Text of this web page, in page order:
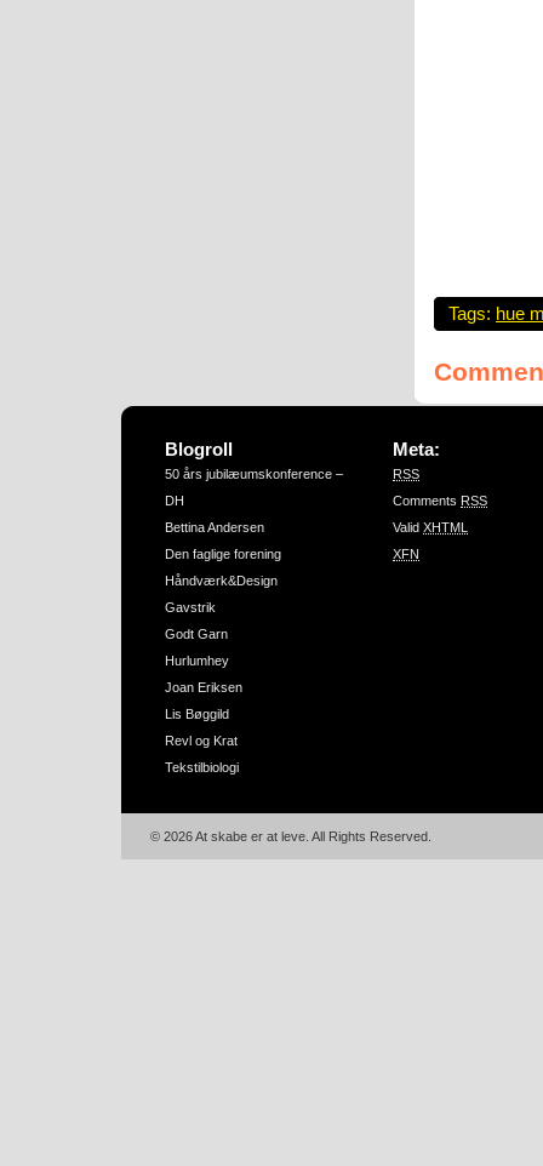
Tags: hue
Blogroll
50 års jubilæumskonference –
DH
Bettina Andersen
Den faglige forening
Håndværk&Design
Gavstrik
Godt Garn
Hurlumhey
Joan Eriksen
Lis Bøggild
Revl og Krat
Tekstilbiologi
Meta:
RSS
Comments RSS
Valid XHTML
XFN
© 2026 At skabe er at leve. All Rights Reserved.